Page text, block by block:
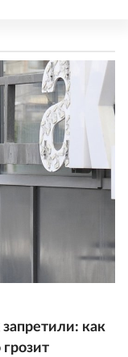
как